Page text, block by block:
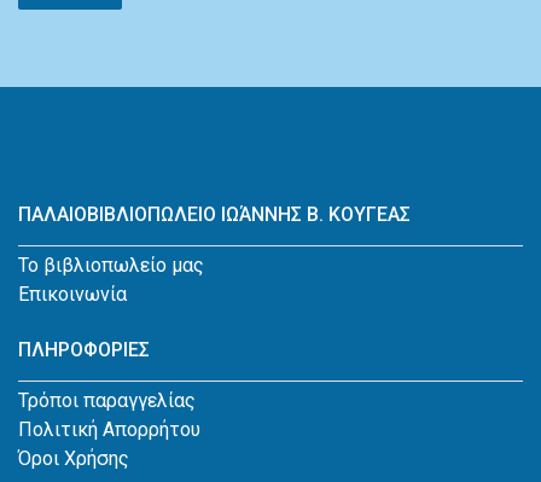
ΠΑΛΑΙΟΒΙΒΛΙΟΠΩΛΕΙΟ ΙΩΆΝΝΗΣ Β. ΚΟΥΓΕΑΣ
Το βιβλιοπωλείο μας
Επικοινωνία
ΠΛΗΡΟΦΟΡΙΕΣ
Τρόποι παραγγελίας
Πολιτική Απορρήτου
Όροι Χρήσης